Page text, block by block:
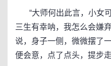
“大师何出此言，小女
三生有幸呐，我怎么会嫌
说，身子一侧，微微摆了
便会意，点了点头，提步